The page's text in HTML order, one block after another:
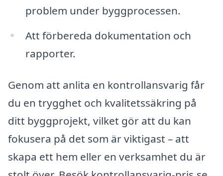
problem under byggprocessen.
Att förbereda dokumentation och
rapporter.
Genom att anlita en kontrollansvarig får
du en trygghet och kvalitetssäkring på
ditt byggprojekt, vilket gör att du kan
fokusera på det som är viktigast – att
skapa ett hem eller en verksamhet du är